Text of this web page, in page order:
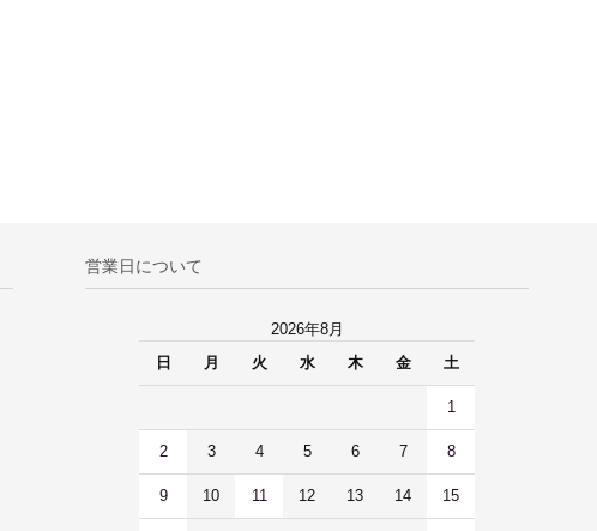
営業日について
2026年8月
日
月 火 水 木 金 土
1
2 3 4 5 6 7 8
9 10 11 12 13 14 15